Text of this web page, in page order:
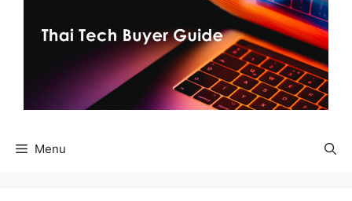
Menu